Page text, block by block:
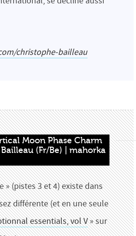
christophe-bailleau
Moon Phase Charm
(Fr/Be) | mahorka
» (pistes 3 et 4) existe dans
différente (et en une seule
essentials, vol V» sur